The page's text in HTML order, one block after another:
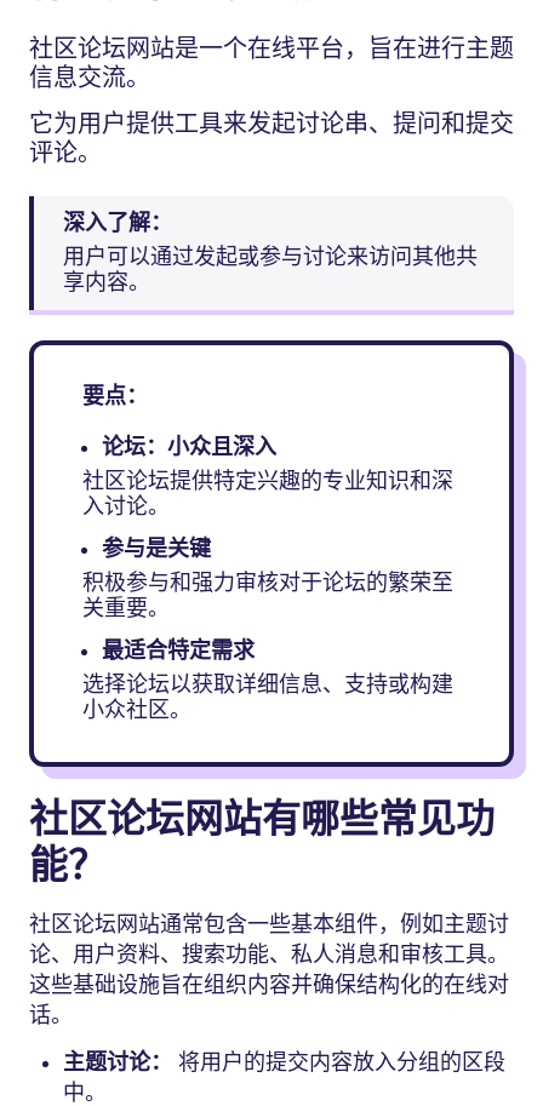
社区论坛网站是一个在线平台，旨在进行主题
信息交流。
它为用户提供工具来发起讨论串、提问和提交
评论。
深入了解：
用户可以通过发起或参与讨论来访问其他共
享内容。
要点：
论坛：小众且深入
社区论坛提供特定兴趣的专业知识和深
入讨论。
参与是关键
积极参与和强力审核对于论坛的繁荣至
关重要。
最适合特定需求
选择论坛以获取详细信息、支持或构建
小众社区。
社区论坛网站有哪些常见功
能？
社区论坛网站通常包含一些基本组件，例如主题讨
论、用户资料、搜索功能、私人消息和审核工具。
这些基础设施旨在组织内容并确保结构化的在线对
话。
主题讨论：
将用户的提交内容放入分组的区段
中。